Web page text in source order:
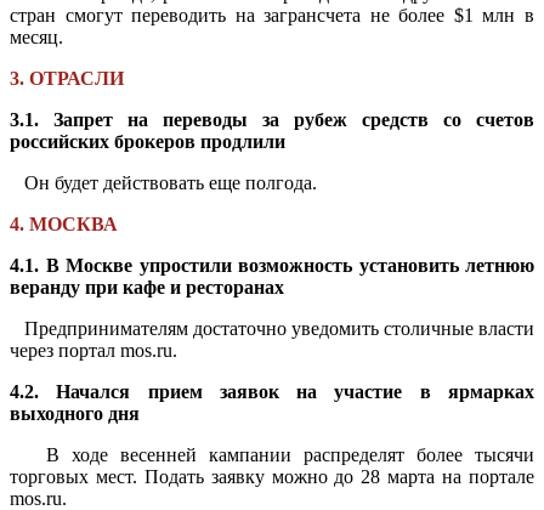
стран смогут переводить на загрансчета не более $1 млн в
месяц.
3. ОТРАСЛИ
3.1. Запрет на переводы за рубеж средств со счетов
российских брокеров продлили
Он будет действовать еще полгода.
4. МОСКВА
4.1. В Москве упростили возможность установить летнюю
веранду при кафе и ресторанах
Предпринимателям достаточно уведомить столичные власти
через портал mos.ru.
4.2. Начался прием заявок на участие в ярмарках
выходного дня
В ходе весенней кампании распределят более тысячи
торговых мест. Подать заявку можно до 28 марта на портале
mos.ru.